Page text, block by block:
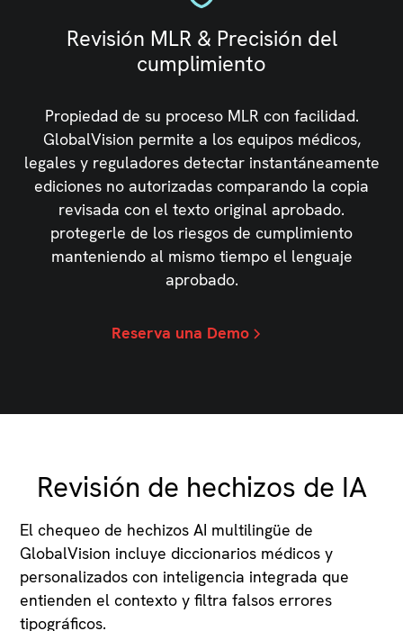
Revisión MLR & Precisión del
cumplimiento
Propiedad de su proceso MLR con facilidad.
GlobalVision permite a los equipos médicos,
legales y reguladores detectar instantáneamente
ediciones no autorizadas comparando la copia
revisada con el texto original aprobado.
protegerle de los riesgos de cumplimiento
manteniendo al mismo tiempo el lenguaje
aprobado.
Reserva una Demo
Revisión de hechizos de IA
El chequeo de hechizos AI multilingüe de
GlobalVision incluye diccionarios médicos y
personalizados con inteligencia integrada que
entienden el contexto y filtra falsos errores
tipográficos.